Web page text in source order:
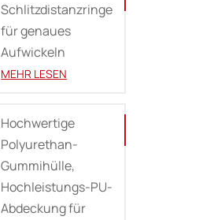
Schlitzdistanzringe
für genaues
Aufwickeln
MEHR LESEN
Hochwertige
Polyurethan-
Gummihülle,
Hochleistungs-PU-
Abdeckung für